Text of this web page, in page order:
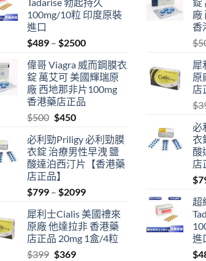
100mg/10粒 印度原裝
進口
$489 – $2500Price
$489
through
$2500
偉哥 Viagra 威而鋼膜衣
錠 萬艾可 美國輝瑞原
廠 西地那非片100mg
香港藥店正品
$500 Original
was:
$500.
$450Current
is:
$450.
必利勁Priligy 必利勁膜
衣錠 治療男性早洩 鹽
酸達泊西汀片【香港藥
店正品】
$799 – $2099Price
$799
through
$2099
犀利士Cialis 美國禮來
原廠 他達拉非 香港藥
店正品 20mg 1盒/4粒
$399 Original
$369Current
廠
香
$
犀
原
店
$
必
衣
酸
店
$
超
進
$